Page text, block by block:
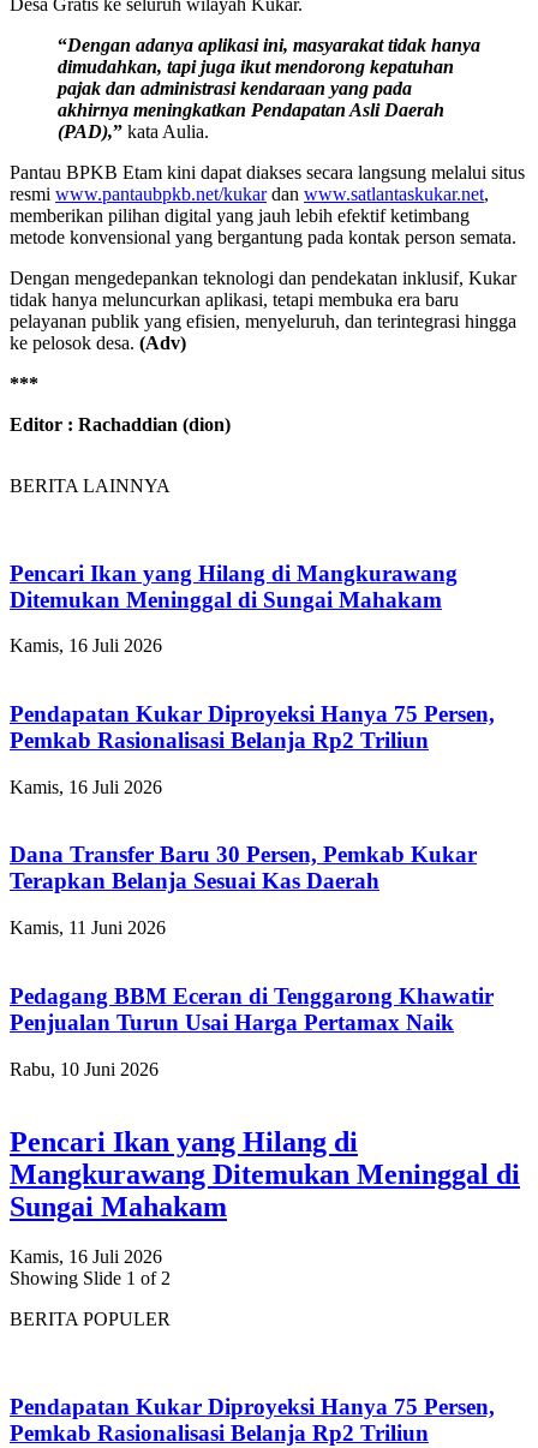
“Dengan adanya aplikasi ini, masyarakat tidak hanya
dimudahkan, tapi juga ikut mendorong kepatuhan
pajak dan administrasi kendaraan yang pada
akhirnya meningkatkan Pendapatan Asli Daerah
(PAD),” kata Aulia.
Pantau BPKB Etam kini dapat diakses secara langsung melalui situs
resmi www.pantaubpkb.net/kukardan www.satlantaskukar.net,
memberikan pilihan digital yang jauh lebih efektif ketimbang
metode konvensional yang bergantung pada kontak person semata.
Dengan mengedepankan teknologi dan pendekatan inklusif, Kukar
tidak hanya meluncurkan aplikasi, tetapi membuka era baru
pelayanan publik yang efisien, menyeluruh, dan terintegrasi hingga
ke pelosok desa. (Adv)
***
Editor : Rachaddian (dion)
BERITA LAINNYA
Pencari Ikan yang Hilang di Mangkurawang
Ditemukan Meninggal di Sungai Mahakam
Kamis, 16 Juli 2026
Pendapatan Kukar Diproyeksi Hanya 75 Persen,
Pemkab Rasionalisasi Belanja Rp2 Triliun
Kamis, 16 Juli 2026
Dana Transfer Baru 30 Persen, Pemkab Kukar
Terapkan Belanja Sesuai Kas Daerah
Kamis, 11 Juni 2026
Pedagang BBM Eceran di Tenggarong Khawatir
Penjualan Turun Usai Harga Pertamax Naik
Rabu, 10 Juni 2026
Pencari Ikan yang Hilang di
Mangkurawang Ditemukan Meninggal di
Sungai Mahakam
Kamis, 16 Juli 2026
Showing Slide 1 of 2
BERITA POPULER
Pendapatan Kukar Diproyeksi Hanya 75 Persen,
Pemkab Rasionalisasi Belanja Rp2 Triliun